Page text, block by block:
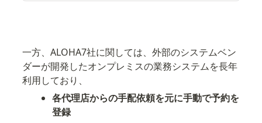
一方、ALOHA7社に関しては、外部のシステムベン
ダーが開発したオンプレミスの業務システムを長年
利用しており、
各代理店からの手配依頼を元に手動で予約を
登録